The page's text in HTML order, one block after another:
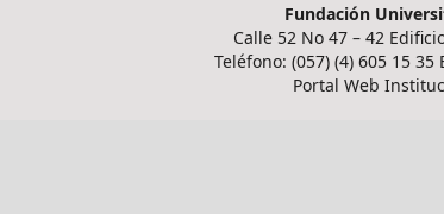
Fundación
Calle 52 No 47 – 42
Teléfono: (057) (4) 605 15 35
Portal Web